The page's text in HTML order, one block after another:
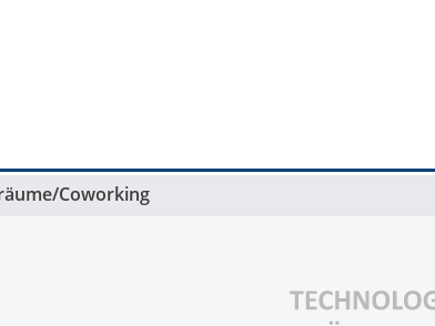
Coworking